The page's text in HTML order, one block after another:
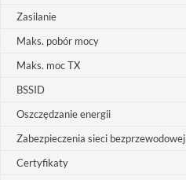
Zasilanie
Maks. pobór mocy
Maks. moc TX
BSSID
Oszczędzanie energii
Zabezpieczenia sieci bezprzewodowej
Certyfikaty